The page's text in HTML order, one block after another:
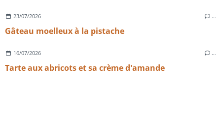
23/07/2026 …
Gâteau moelleux à la pistache
16/07/2026 …
Tarte aux abricots et sa crème d'amande